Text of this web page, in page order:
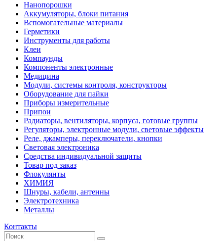
Нанопорошки
Аккумуляторы, блоки питания
Вспомогательные материалы
Герметики
Инструменты для работы
Клеи
Компаунды
Компоненты электронные
Медицина
Модули, системы контроля, конструкторы
Оборудование для пайки
Приборы измерительные
Припои
Радиаторы, вентиляторы, корпуса, готовые группы
Регуляторы, электронные модули, световые эффекты
Реле, джамперы, переключатели, кнопки
Световая электроника
Средства индивидуальной защиты
Товар под заказ
Флокулянты
ХИМИЯ
Шнуры, кабели, антенны
Электротехника
Металлы
Контакты